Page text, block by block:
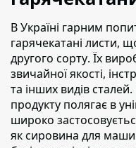
В Україні гарним
гарячекатані листи,
другого сорту. Їх
звичайної якості,
та інших видів
продукту полягає в
широко
як сировина для